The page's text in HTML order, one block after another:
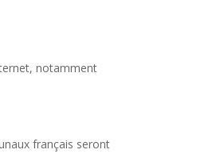
notamment
français seront